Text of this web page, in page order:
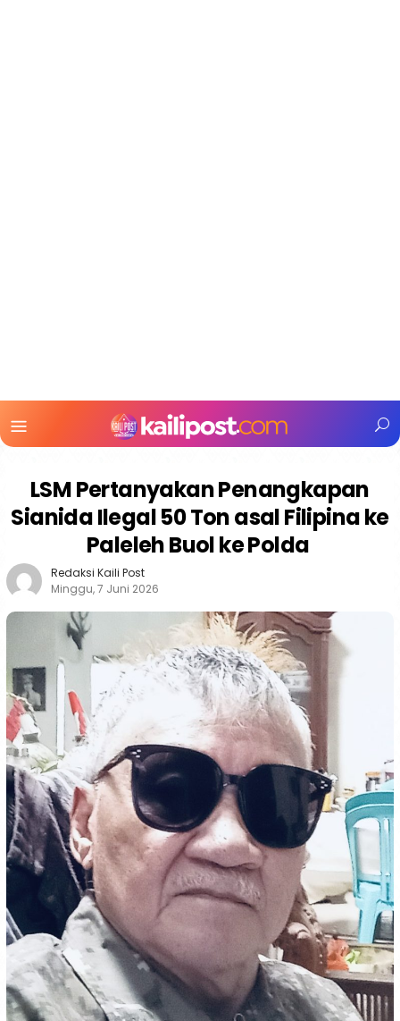
Mobile
LSM Pertanyakan Penangkapan
Sianida Ilegal 50 Ton asal Filipina ke
Paleleh Buol ke Polda
Redaksi Kaili Post
Minggu, 7 Juni 2026